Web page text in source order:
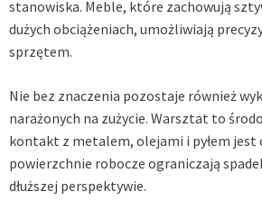
stanowiska. Meble, które zachowują
dużych obciążeniach, umożliwiają
sprzętem.
Nie bez znaczenia pozostaje również
narażonych na zużycie. Warsztat to
kontakt z metalem, olejami i pyłem jest
powierzchnie robocze ograniczają
dłuższej perspektywie.